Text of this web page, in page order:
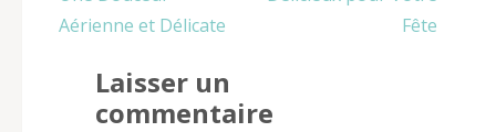
Aérienne et Délicate
Fête
Laisser un
commentaire